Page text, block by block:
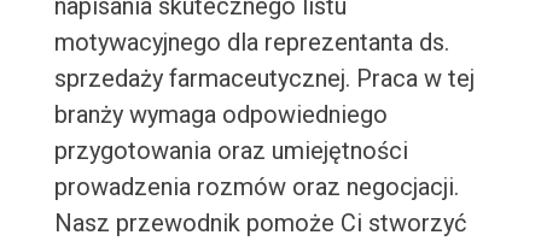
napisania skutecznego listu
motywacyjnego dla reprezentanta ds.
sprzedaży farmaceutycznej. Praca w tej
branży wymaga odpowiedniego
przygotowania oraz umiejętności
prowadzenia rozmów oraz negocjacji.
Nasz przewodnik pomoże Ci stworzyć